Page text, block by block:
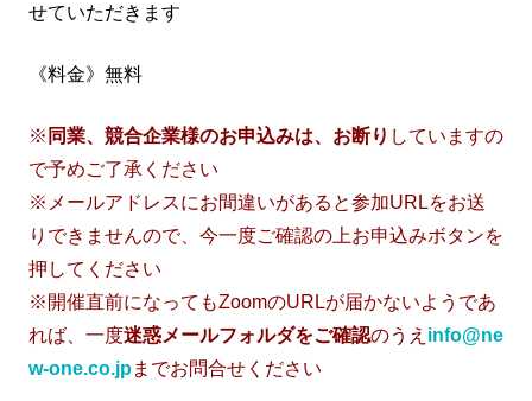
せていただきます
《料金》無料
※ 同業、競合企業様のお申込みは、お断り していますの
で予めご了承ください
※メールアドレスにお間違いがあると参加URLをお送
りできませんので、今一度ご確認の上お申込みボタンを
押してください
※開催直前になってもZoomのURLが届かないようであ
れば、一度迷惑メールフォルダをご確認のうえ info@ne
w-one.co.jpまでお問合せください